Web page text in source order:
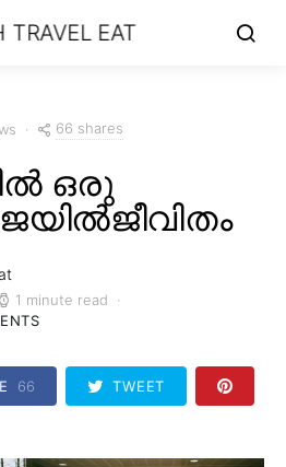
TRAVEL EAT
66 shares
ഒരു
1 minute read
66 TWEET